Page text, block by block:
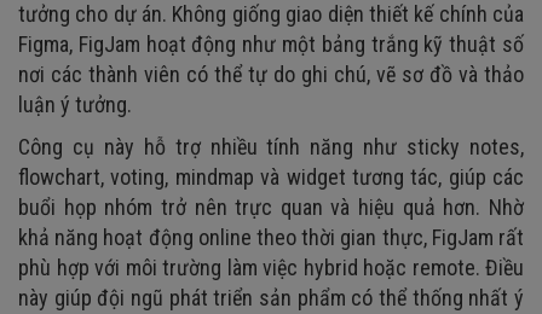
tưởng cho dự án. Không giống giao diện thiết kế chính của
Figma, FigJam hoạt động như một bảng trắng kỹ thuật số
nơi các thành viên có thể tự do ghi chú, vẽ sơ đồ và thảo
luận ý tưởng.
Công cụ này hỗ trợ nhiều tính năng như sticky notes,
flowchart, voting, mindmap và widget tương tác, giúp các
buổi họp nhóm trở nên trực quan và hiệu quả hơn. Nhờ
khả năng hoạt động online theo thời gian thực, FigJam rất
phù hợp với môi trường làm việc hybrid hoặc remote. Điều
này giúp đội ngũ phát triển sản phẩm có thể thống nhất ý